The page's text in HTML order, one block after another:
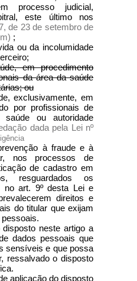
processo judicial,
este último nos
de 23 de setembro de
;
ou da incolumidade
em procedimento
da área da saúde
ou
exclusivamente, em
por profissionais de
ou autoridade
dada pela Lei nº
à fraude e à
nos processos de
de cadastro em
resguardados os
no art. 9º desta Lei e
direitos e
do titular que exijam
disposto neste artigo a
dados pessoais que
sensíveis e que possa
ressalvado o disposto
aplicação do disposto